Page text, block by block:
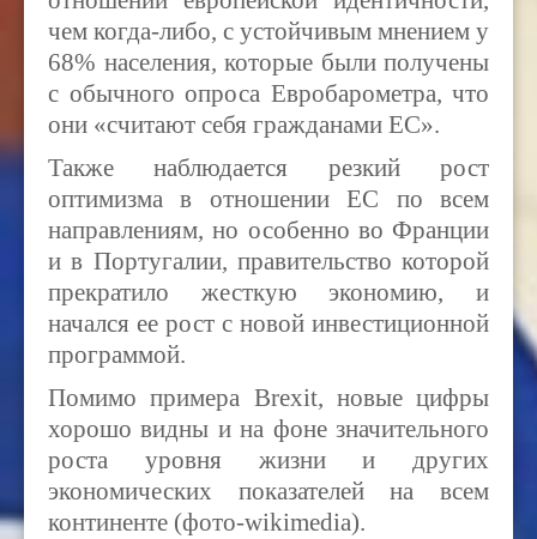
чем когда-либо, с устойчивым мнением у
68% населения, которые были получены
с обычного опроса Евробарометра, что
они «считают себя гражданами ЕС».
Также наблюдается резкий рост
оптимизма в отношении ЕС по всем
направлениям, но особенно во Франции
и в Португалии, правительство которой
прекратило жесткую экономию, и
начался ее рост с новой инвестиционной
программой.
Помимо примера Brexit, новые цифры
хорошо видны и на фоне значительного
роста уровня жизни и других
экономических показателей на всем
континенте (фото-wikimedia).